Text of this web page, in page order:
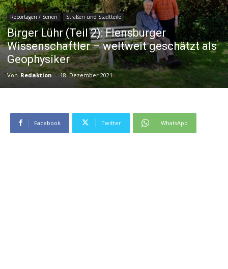
Reportagen / Serien Straßen und Stadtteile
Birger Lühr (Teil 2): Flensburger
Wissenschaftler – weltweit geschätzt als
Geophysiker
Von Redaktion - 18. Dezember 2021
Facebook Twitter WhatsApp